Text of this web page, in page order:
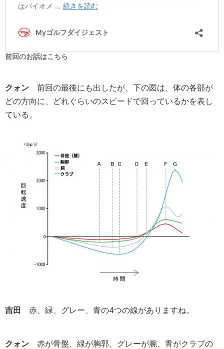
前回のお話はこちら
クォン 前回の最後にも出したが、下の図は、体の各部が
どの方向に、どれぐらいのスピードで回っているかを表し
ている。
吉田 赤、緑、グレー、青の4つの線がありますね。
クォン 赤が骨盤、緑が胸郭、グレーが腕、青がクラブの